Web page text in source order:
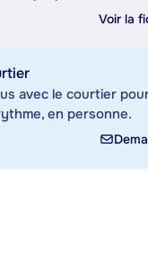
Voir la
avec le courtier
en personne.